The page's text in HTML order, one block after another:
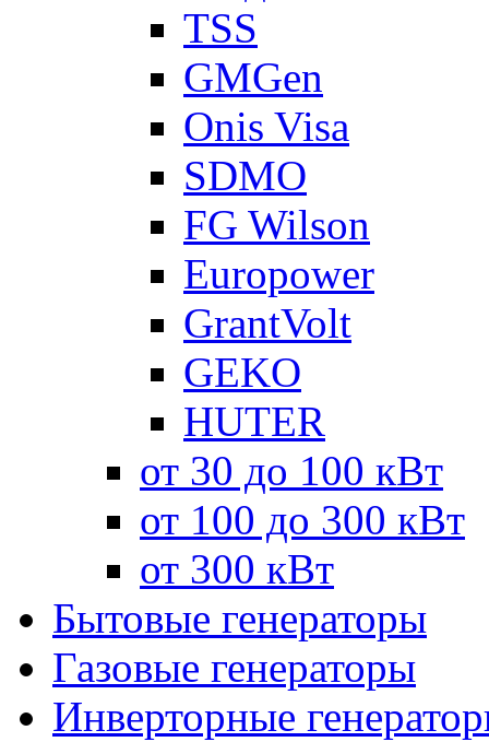
TSS
GMGen
Onis Visa
SDMO
FG Wilson
Europower
GrantVolt
GEKO
HUTER
от 30 до 100 кВт
от 100 до 300 кВт
от 300 кВт
Бытовые генераторы
Газовые генераторы
Инверторные